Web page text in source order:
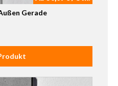
Gerade